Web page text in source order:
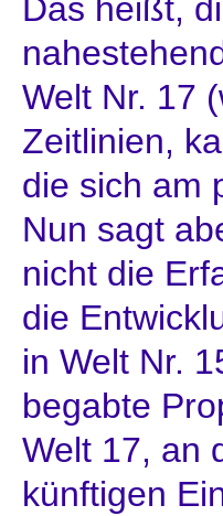
Das heißt,
Welt Nr. 17
Zeitlinien,
die sich am
Nun sagt
nicht die
die
in Welt Nr.
begabte
Welt 17, an
künftigen